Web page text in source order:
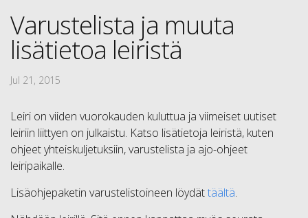
Varustelista ja muuta
lisätietoa leiristä
Jul 21, 2015
Leiri on viiden vuorokauden kuluttua ja viimeiset uutiset
leiriin liittyen on julkaistu. Katso lisätietoja leiristä, kuten
ohjeet yhteiskuljetuksiin, varustelista ja ajo-ohjeet
leiripaikalle.
Lisäohjepaketin varustelistoineen löydättäältä.